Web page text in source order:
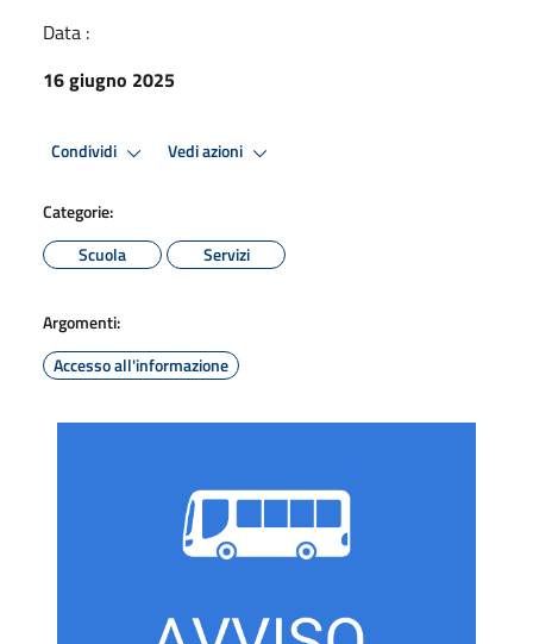
Data :
16 giugno 2025
Condividi Vedi azioni
Categorie:
Scuola
Servizi
Argomenti:
Accesso all'informazione